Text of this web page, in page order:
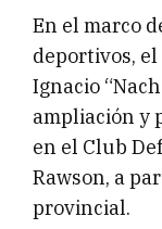
En el marco
deportivos,
Ignacio
ampliación y
en el Club
Rawson, a
provincial.